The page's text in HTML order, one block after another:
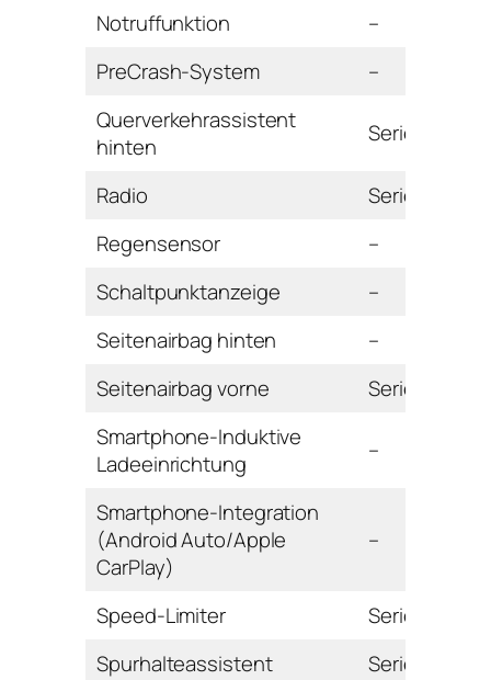
Notruffunktion
–
PreCrash-System
–
Querverkehrassistent
hinten
Serie
Radio
Serie
Regensensor
–
Schaltpunktanzeige
–
Seitenairbag hinten
–
Seitenairbag vorne
Serie
Smartphone-Induktive
Ladeeinrichtung
–
Smartphone-Integration
(Android Auto/Apple
CarPlay)
–
Speed-Limiter
Serie
Spurhalteassistent
Serie